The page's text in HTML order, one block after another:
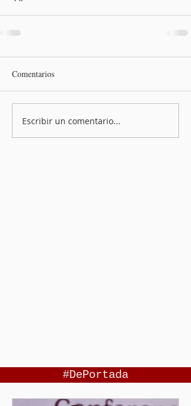
Comentarios
Escribir un comentario...
#DePortada